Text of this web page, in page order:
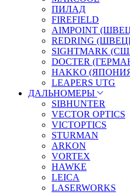
ПИЛАД
FIREFIELD
AIMPOINT
REDRING
SIGHTMARK
DOCTER
HAKKO
LEAPERS UTG
ДАЛЬНОМЕРЫ
SIBHUNTER
VECTOR OPTICS
VICTOPTICS
STURMAN
ARKON
VORTEX
HAWKE
LEICA
LASERWORKS